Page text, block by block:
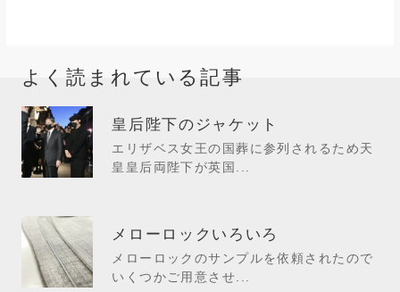
よく読まれている記事
皇后陛下のジャケット
エリザベス女王の国葬に参列されるため天
皇皇后両陛下が英国...
メローロックいろいろ
メローロックのサンプルを依頼されたので
いくつかご用意させ...